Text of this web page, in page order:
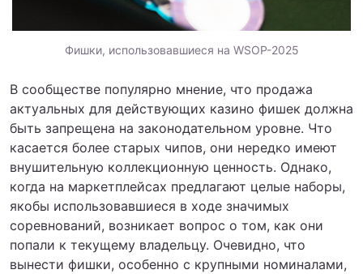
Фишки, использовавшиеся на WSOP-2025
В сообществе популярно мнение, что продажа
актуальных для действующих казино фишек должна
быть запрещена на законодательном уровне. Что
касается более старых чипов, они нередко имеют
внушительную коллекционную ценность. Однако,
когда на маркетплейсах предлагают целые наборы,
якобы использовавшиеся в ходе значимых
соревнований, возникает вопрос о том, как они
попали к текущему владельцу. Очевидно, что
вынести фишки, особенно с крупными номиналами,